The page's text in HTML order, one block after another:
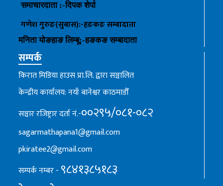
समाचारदाता :-दिपक शेर्पा
गणेश गुरुङ(सुबास):-हङकङसम्बादाता
मनिता योङहाङलिम्बू:-हङकङ सम्बादाता
सम्पर्क
किरात मिडिया हाउस प्रा.लि. द्वारा सञ्चालित
केन्द्रीय कार्यालय: नयाँ बानेश्वर काठमाडौँ
सञ्चार रजिष्ट्रार दर्ता नं.-००२९५/०८१-०८२
sagarmathapana1@gmail.com
pkiratee2@gmail.com
सम्पर्क नम्बर - ९८४१३८५१८३